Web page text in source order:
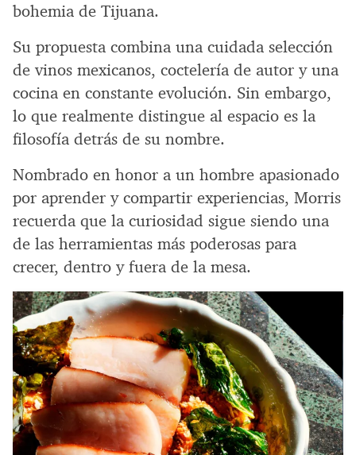
bohemia de Tijuana.
Su propuesta combina una cuidada selección
de vinos mexicanos, coctelería de autor y una
cocina en constante evolución. Sin embargo,
lo que realmente distingue al espacio es la
filosofía detrás de su nombre.
Nombrado en honor a un hombre apasionado
por aprender y compartir experiencias, Morris
recuerda que la curiosidad sigue siendo una
de las herramientas más poderosas para
crecer, dentro y fuera de la mesa.